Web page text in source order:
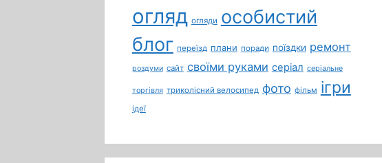
огляд огляди особистий
блог переїзд плани поради поїздки ремонт
роздуми сайт своїми руками серіал серіальне
торгівля триколісний велосипед фото фільм ігри
ідеї